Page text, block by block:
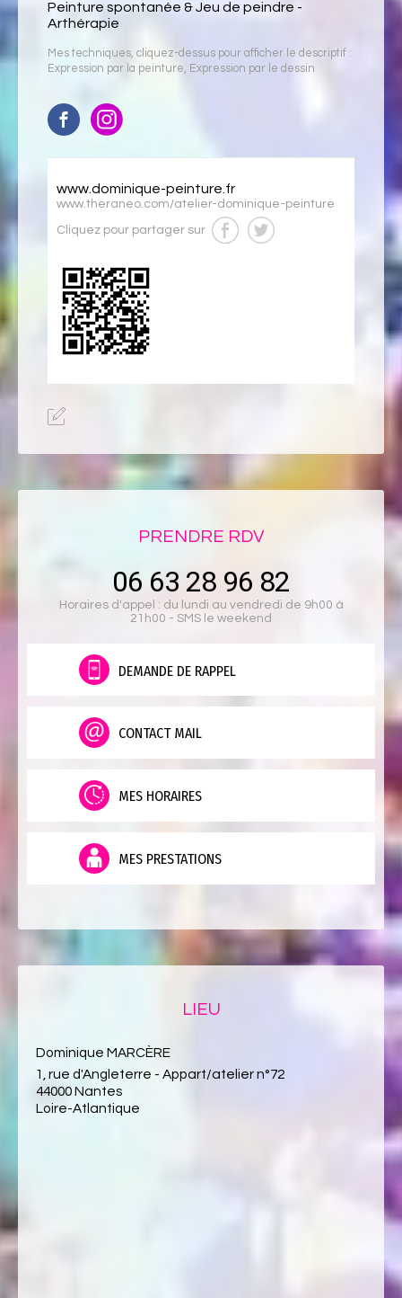
Peinture spontanée & Jeu de peindre -
Arthérapie
Mes techniques, cliquez-dessus pour afficher le descriptif :
Expression par la peinture
Expression par le dessin
www.dominique-peinture.fr
www.theraneo.com/atelier-dominique-peinture
Cliquez pour partager sur
PRENDRE RDV
06 63 28 96 82
Horaires d'appel : du lundi au vendredi de 9h00 à
21h00 - SMS le weekend
DEMANDE DE RAPPEL
CONTACT MAIL
MES HORAIRES
MES PRESTATIONS
LIEU
Dominique MARCÈRE
1, rue d'Angleterre - Appart/atelier n°72
44000 Nantes
Loire-Atlantique